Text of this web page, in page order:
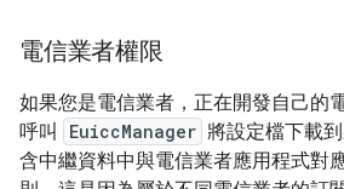
電信業者權限
如果您是電信業者，正在開發自己的
呼叫
EuiccManager 將設定檔下載
含中繼資料中與電信業者應用程式對